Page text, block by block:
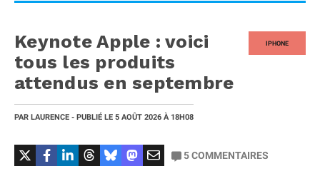
IPHONE
Keynote Apple : voici
tous les produits
attendus en septembre
PAR LAURENCE - PUBLIÉ LE 5 AOÛT 2026 À 18H08
5COMMENTAIRES